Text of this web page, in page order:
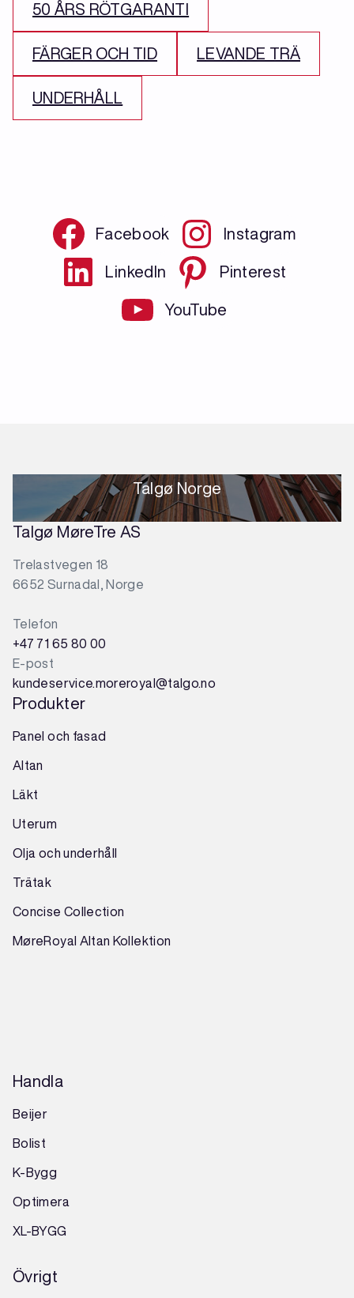
50 ÅRS RÖTGARANTI
FÄRGER OCH TID LEVANDE TRÄ
UNDERHÅLL
Facebook Instagram
LinkedIn Pinterest
YouTube
Talgø Norge
Talgø MøreTre AS
Trelastvegen 18
6652 Surnadal, Norge
Telefon
+47 71 65 80 00
E-post
kundeservice.moreroyal@talgo.no
Produkter
Panel och fasad
Altan
Läkt
Uterum
Olja och underhåll
Trätak
Concise Collection
MøreRoyal Altan Kollektion
Handla
Beijer
Bolist
K-Bygg
Optimera
XL-BYGG
Övrigt